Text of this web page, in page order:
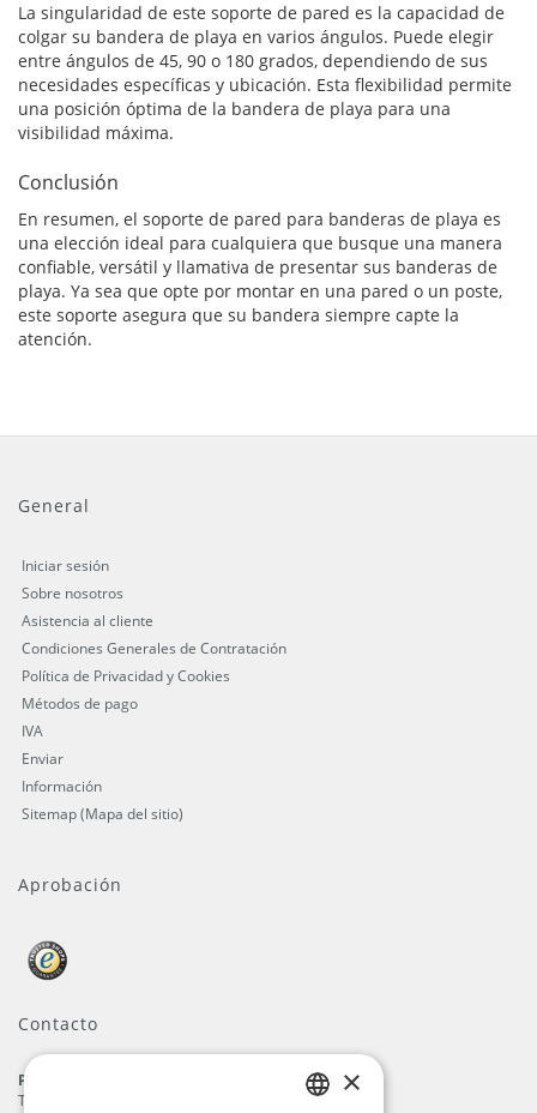
La singularidad de este soporte de pared es la capacidad de
colgar su bandera de playa en varios ángulos. Puede elegir
entre ángulos de 45, 90 o 180 grados, dependiendo de sus
necesidades específicas y ubicación. Esta flexibilidad permite
una posición óptima de la bandera de playa para una
visibilidad máxima.
Conclusión
En resumen, el soporte de pared para banderas de playa es
una elección ideal para cualquiera que busque una manera
confiable, versátil y llamativa de presentar sus banderas de
playa. Ya sea que opte por montar en una pared o un poste,
este soporte asegura que su bandera siempre capte la
atención.
General
Iniciar sesión
Sobre nosotros
Asistencia al cliente
Condiciones Generales de Contratación
Política de Privacidad y Cookies
Métodos de pago
IVA
Enviar
Información
Sitemap (Mapa del sitio)
Aprobación
Contacto
ProFlags B.V.
Tilbury 8
×